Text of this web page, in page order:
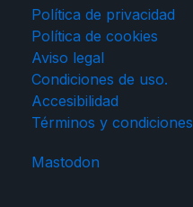
Política de privacidad
Política de cookies
Aviso legal
Condiciones de uso.
Accesibilidad
Términos y condiciones
Mastodon